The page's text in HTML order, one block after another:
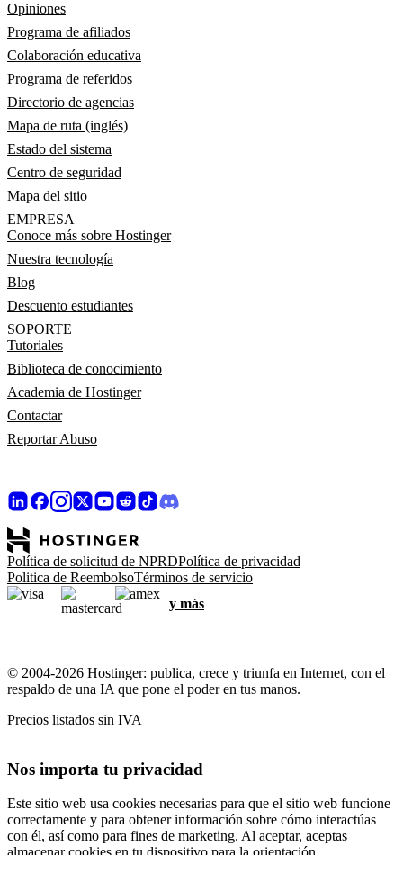
Opiniones
Programa de afiliados
Colaboración educativa
Programa de referidos
Directorio de agencias
Mapa de ruta (inglés)
Estado del sistema
Centro de seguridad
Mapa del sitio
EMPRESA
Conoce más sobre Hostinger
Nuestra tecnología
Blog
Descuento estudiantes
SOPORTE
Tutoriales
Biblioteca de conocimiento
Academia de Hostinger
Contactar
Reportar Abuso
Política de solicitud de NPRDPolítica de privacidad
Politica de ReembolsoTérminos de servicio
y más
© 2004-2026 Hostinger: publica, crece y triunfa en Internet, con el
respaldo de una IA que pone el poder en tus manos.
Precios listados sin IVA
Nos importa tu privacidad
Este sitio web usa cookies necesarias para que el sitio web funcione
correctamente y para obtener información sobre cómo interactúas
con él, así como para fines de marketing. Al aceptar, aceptas
almacenar cookies en tu dispositivo para la orientación,